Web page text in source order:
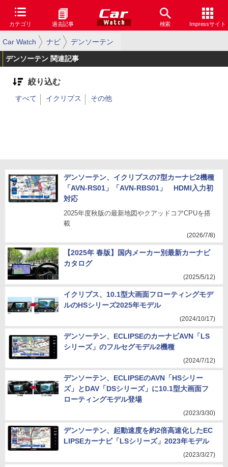
カテゴリ 過去記事 検索 Impressサイト
Car Watch ナビ デンソーテン
デンソーテン 関連記事
絞り込む
すべて イクリプス その他
デンソーテン、イクリプスの7型カーナビ2機種
「AVN-RS01」「AVN-RBS01」 HDMI入力初
対応
2025年度秋版の最新地図やクアッドコアCPUを搭
載
(2026/7/8)
【2025年 春版】国内メーカー別最新カーナビ
カタログ
(2025/5/12)
イクリプス、10.1型大画面フローティングモデ
ルのHSシリーズ2025年モデル
(2024/10/17)
デンソーテン、ECLIPSEのカーナビAVN「LS
シリーズ」のフルセグモデル2機種
(2024/7/12)
デンソーテン、ECLIPSEのAVN「HSシリー
ズ」とDAV「DSシリーズ」に10.1型大画面フ
ローティングモデル登場
(2023/3/30)
デンソーテン、起動速度を約2倍高速化したEC
LIPSEカーナビ「LSシリーズ」2023年モデル
(2023/3/27)